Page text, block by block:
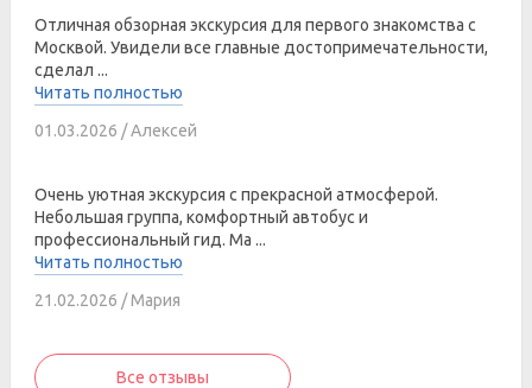
Отличная обзорная экскурсия для первого знакомства с
Москвой. Увидели все главные достопримечательности,
сделал ...
Читать полностью
01.03.2026 / Алексей
Очень уютная экскурсия с прекрасной атмосферой.
Небольшая группа, комфортный автобус и
профессиональный гид. Ма ...
Читать полностью
21.02.2026 / Мария
Все отзывы